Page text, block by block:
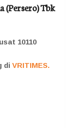
(Persero) Tbk
10110
di VRITIMES.